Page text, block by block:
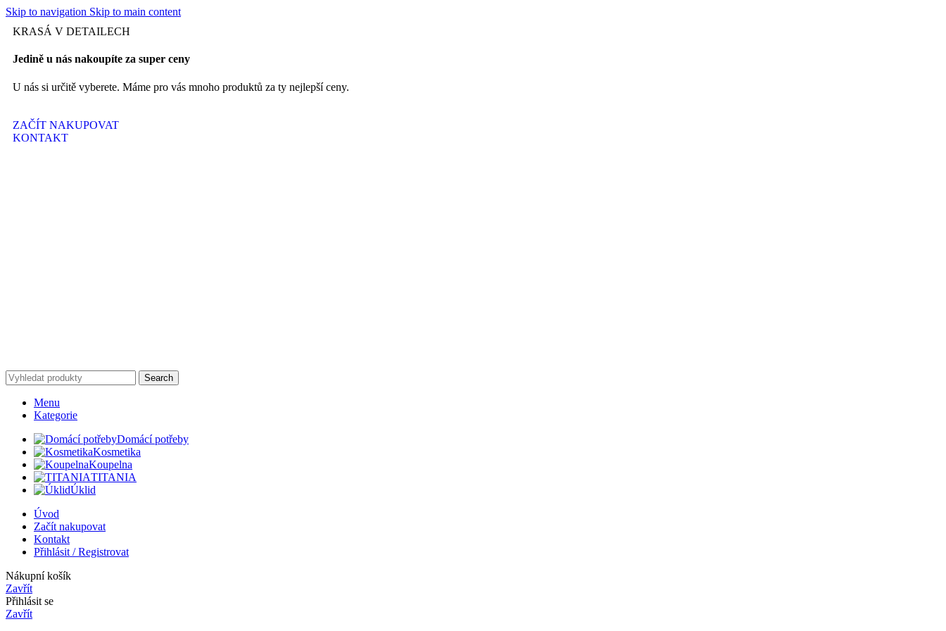
Skip to navigation Skip to main content
KRASÁ V DETAILECH
Jedině u nás nakoupíte za super ceny
U nás si určitě vyberete. Máme pro vás mnoho produktů za ty nejlepší ceny.
ZAČÍT NAKUPOVAT
KONTAKT
Search
Menu
Kategorie
Domácí potřeby
Kosmetika
Koupelna
TITANIA
Úklid
Úvod
Začít nakupovat
Kontakt
Přihlásit / Registrovat
Nákupní košík
Zavřít
Přihlásit se
Zavřít